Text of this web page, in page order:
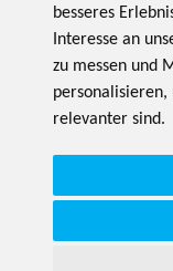
besseres
Interesse an
zu messen und
personalisieren,
relevanter sind.